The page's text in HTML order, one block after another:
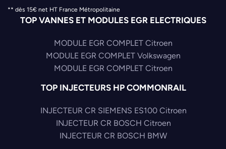
** dès 15€ net HT France Métropolitaine
TOP VANNES ET MODULES EGR ELECTRIQUES
MODULE EGR COMPLET Citroen
MODULE EGR COMPLET Volkswagen
MODULE EGR COMPLET Citroen
TOP INJECTEURS HP COMMONRAIL
INJECTEUR CR SIEMENS ES100 Citroen
INJECTEUR CR BOSCH Citroen
INJECTEUR CR BOSCH BMW